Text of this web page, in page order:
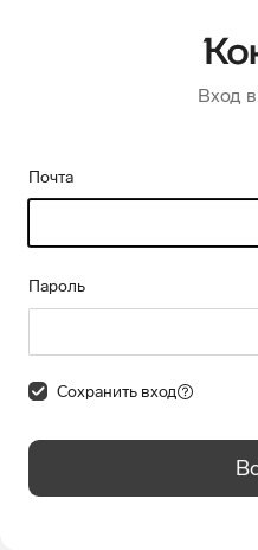
Вход
Почта
Пароль
Сохранить вход